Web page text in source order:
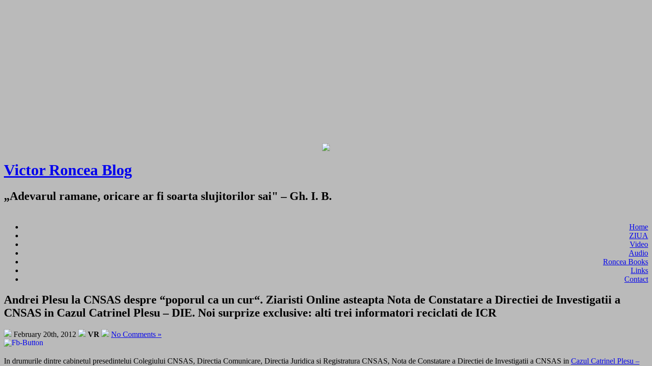
Victor Roncea Blog
„Adevarul ramane, oricare ar fi soarta slujitorilor sai" – Gh. I. B.
Home
ZIUA
Video
Audio
Roncea Books
Links
Contact
Andrei Plesu la CNSAS despre “poporul ca un cur“. Ziaristi Online asteapta Nota de Constatare a Directiei de Investigatii a
CNSAS in Cazul Catrinel Plesu – DIE. Noi surprize exclusive: alti trei informatori reciclati de ICR
February 20th, 2012 VR No Comments »
In drumurile dintre cabinetul presedintelui Colegiului CNSAS, Directia Comunicare, Directia Juridica si Registratura CNSAS, Nota de Constatare a Directiei de Investigatii a CNSAS in Cazul Catrinel Plesu –